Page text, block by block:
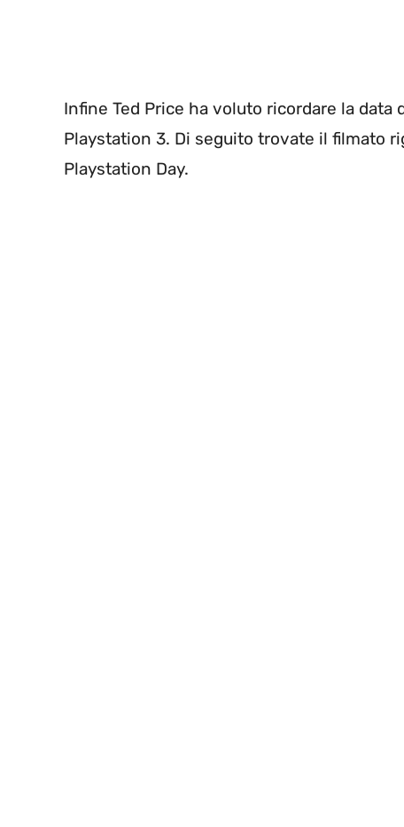
Infine Ted Price ha voluto ricordare la data
Playstation 3. Di seguito trovate il filmato
Playstation Day.